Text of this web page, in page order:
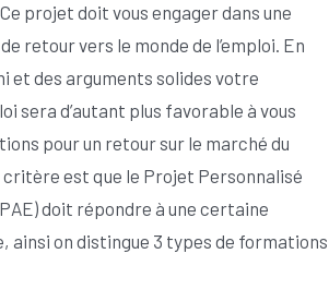
projet doit vous engager dans une
retour vers le monde de l’emploi. En
et des arguments solides votre
sera d’autant plus favorable à vous
pour un retour sur le marché du
est que le Projet Personnalisé
doit répondre à une certaine
ainsi on distingue 3 types de formations